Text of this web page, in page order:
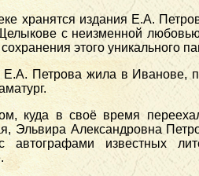
хранятся издания Е.А.
с неизменной
этого уникального
Е.А. Петрова жила в Иванове,
куда в своё время
Эльвира Александровна
с автографами известных